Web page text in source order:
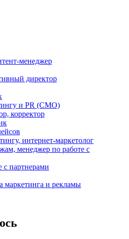
менеджер
директор
и PR (CMO)
корректор
интернет-маркетолог
менеджер по работе с
с партнерами
маркетинга и рекламы